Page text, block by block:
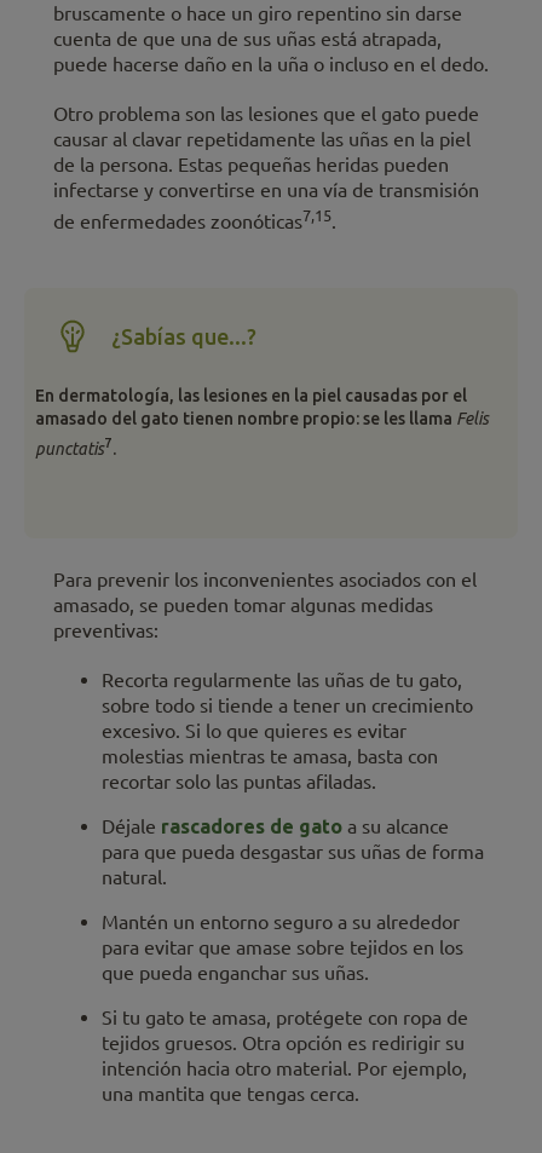
bruscamente o hace un giro repentino sin darse
cuenta de que una de sus uñas está atrapada,
puede hacerse daño en la uña o incluso en el dedo.
Otro problema son las lesiones que el gato puede
causar al clavar repetidamente las uñas en la piel
de la persona. Estas pequeñas heridas pueden
infectarse y convertirse en una vía de transmisión
de enfermedades zoonóticas7,15.
¿Sabías que...?
En dermatología, las lesiones en la piel causadas por el
amasado del gato tienen nombre propio: se les llama Felis
punctatis7.
Para prevenir los inconvenientes asociados con el
amasado, se pueden tomar algunas medidas
preventivas:
Recorta regularmente las uñas de tu gato,
sobre todo si tiende a tener un crecimiento
excesivo. Si lo que quieres es evitar
molestias mientras te amasa, basta con
recortar solo las puntas afiladas.
Déjale rascadores de gato a su alcance
para que pueda desgastar sus uñas de forma
natural.
Mantén un entorno seguro a su alrededor
para evitar que amase sobre tejidos en los
que pueda enganchar sus uñas.
Si tu gato te amasa, protégete con ropa de
tejidos gruesos. Otra opción es redirigir su
intención hacia otro material. Por ejemplo,
una mantita que tengas cerca.